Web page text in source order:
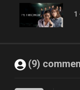
1
(9)